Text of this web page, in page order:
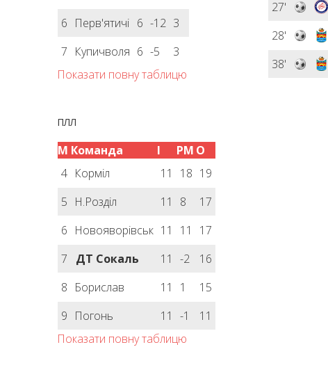
6 Перв'ятичі 6 -12 3
7 Купичволя 6 -5
3
Показати повну таблицю
ПЛЛ
М Команда І РМ О
4 Корміл 11 18 19
5 Н.Розділ 11 8
17
6 Новояворівськ 11 11
17
7
ДТ Сокаль 11 -2
16
8 Борислав 11 1
15
9 Погонь 11 -1
11
Показати повну таблицю
27'
28'
38'